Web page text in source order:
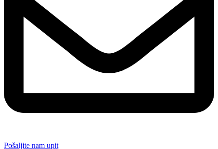
Pošaljite nam upit